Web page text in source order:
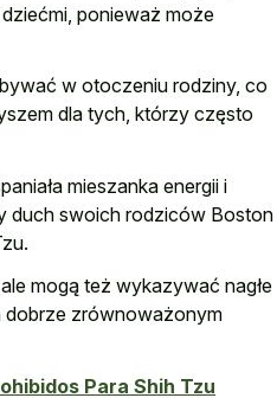
ponieważ może
w otoczeniu rodziny, co
dla tych, którzy często
mieszanka energii i
duch swoich rodziców Boston
mogą też wykazywać nagłe
dobrze zrównoważonym
Para Shih Tzu